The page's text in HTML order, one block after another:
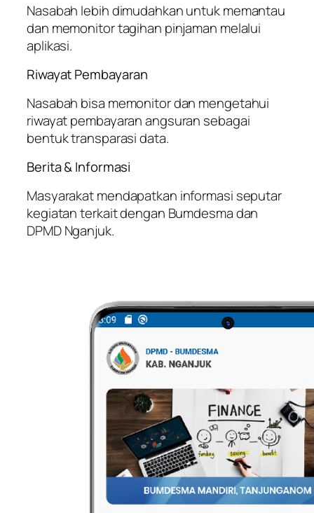
Nasabah lebih dimudahkan untuk memantau
dan memonitor tagihan pinjaman melalui
aplikasi.
Riwayat Pembayaran
Nasabah bisa memonitor dan mengetahui
riwayat pembayaran angsuran sebagai
bentuk transparasi data.
Berita & Informasi
Masyarakat mendapatkan informasi seputar
kegiatan terkait dengan Bumdesma dan
DPMD Nganjuk.